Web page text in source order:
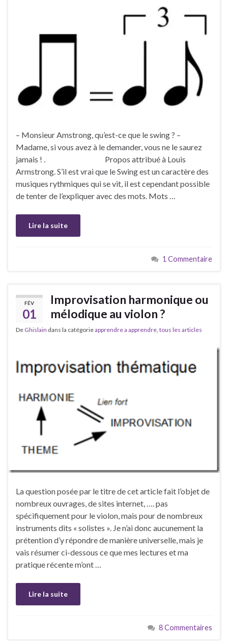
– Monsieur Amstrong, qu’est-ce que le swing ? –
Madame, si vous avez à le demander, vous ne le saurez
jamais ! . Propos attribué à Louis
Armstrong. S’il est vrai que le Swing est un caractère des
musiques rythmiques qui se vit, il est cependant possible
de tenter de l’expliquer avec des mots. Mots …
Lire la suite
1 Commentaire
FÉV
01
Improvisation harmonique ou
mélodique au violon ?
De Ghislain dans la catégorieapprendre a apprendre, tous les articles
La question posée par le titre de cet article fait l’objet de
nombreux ouvrages, de sites internet, …. pas
spécifiquement pour le violon, mais pour de nombreux
instruments dits « solistes ». Je n’ai donc aucunement la
prétention d’y répondre de manière universelle, mais je
vais résumer ci-dessous ce que mes lectures et ma
pratique récente m’ont …
Lire la suite
8 Commentaires